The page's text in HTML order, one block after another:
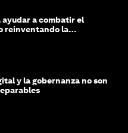
ayudar a combatir el
reinventando la
y la gobernanza no son